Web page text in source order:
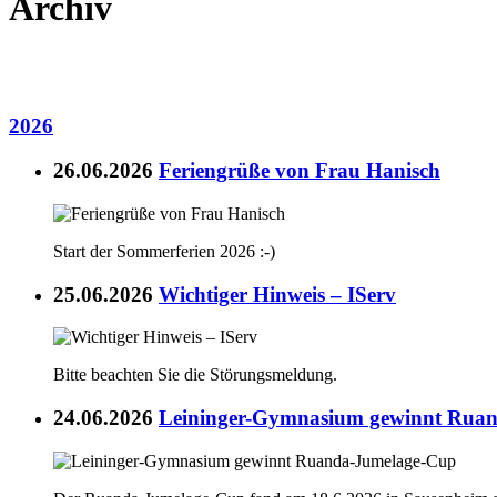
Archiv
2026
26.06.2026 Feriengrüße von Frau Hanisch
Start der Sommerferien 2026 :-)
25.06.2026 Wichtiger Hinweis – IServ
Bitte beachten Sie die Störungsmeldung.
24.06.2026 Leininger-Gymnasium gewinnt